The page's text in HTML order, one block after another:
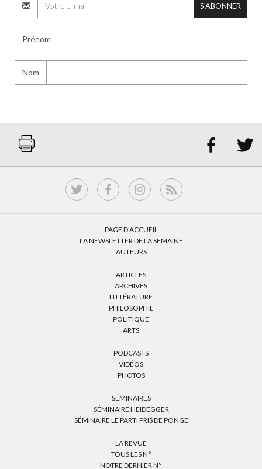
S'ABONNER
Prénom
Nom
 
PAGE D’ACCUEIL
LA NEWSLETTER DE LA SEMAINE
AUTEURS
ARTICLES
ARCHIVES
LITTÉRATURE
PHILOSOPHIE
POLITIQUE
ARTS
PODCASTS
VIDÉOS
PHOTOS
SÉMINAIRES
SÉMINAIRE HEIDEGGER
SÉMINAIRE LE PARTI PRIS DE PONGE
LA REVUE
TOUS LES N°
NOTRE DERNIER N°